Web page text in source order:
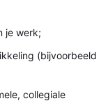
je werk;
(bijvoorbeeld
collegiale